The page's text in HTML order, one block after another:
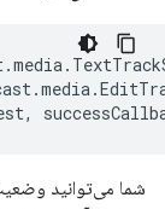
.media.
.media.
,
شما می‌توانید